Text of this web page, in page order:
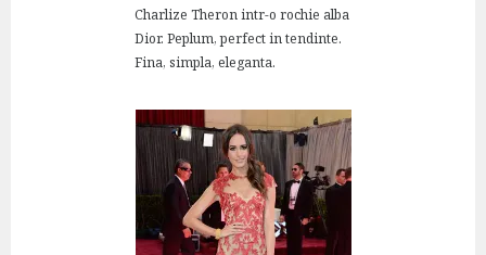
Charlize Theron intr-o rochie alba
Dior. Peplum, perfect in tendinte.
Fina, simpla, eleganta.